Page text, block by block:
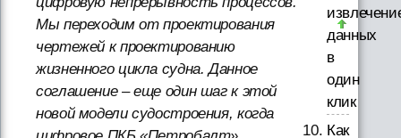
Мы переходим от проектирования
чертежей к проектированию
жизненного цикла судна. Данное
соглашение – еще один шаг к этой
новой модели судостроения, когда
данных
в
один
клик
Как